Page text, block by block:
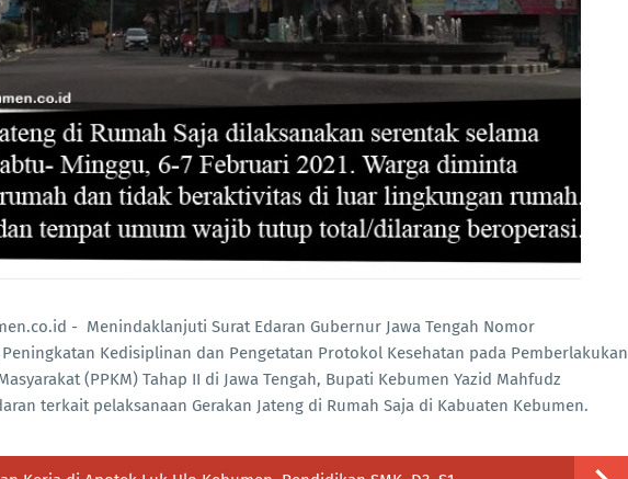
- Menindaklanjuti Surat Edaran Gubernur Jawa Tengah Nomor
Kedisiplinan dan Pengetatan Protokol Kesehatan pada Pemberlakukan
(PPKM) Tahap II di Jawa Tengah, Bupati Kebumen Yazid Mahfudz
terkait pelaksanaan Gerakan Jateng di Rumah Saja di Kabuaten Kebumen.